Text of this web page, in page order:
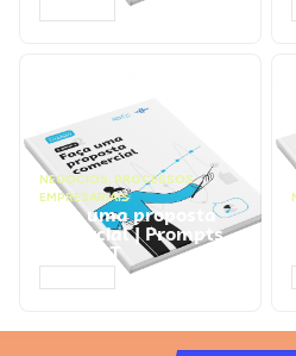
NEGÓCIOS, PROCESSOS
EMPRESARIAIS
Faça uma proposta
comercial | Prompts
ChatGPT